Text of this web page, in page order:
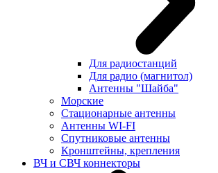
Для радиостанций
Для радио (магнитол)
Антенны "Шайба"
Морские
Стационарные антенны
Антенны WI-FI
Cпутниковые антенны
Кронштейны, крепления
ВЧ и СВЧ коннекторы